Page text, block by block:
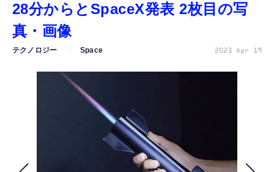
ガジェット
公式ストア
FOLLOW US
28分からとSpaceX発表 2枚目の写
真・画像
テクノロジー Space 2023 Apr 19